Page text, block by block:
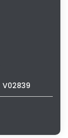
V02839